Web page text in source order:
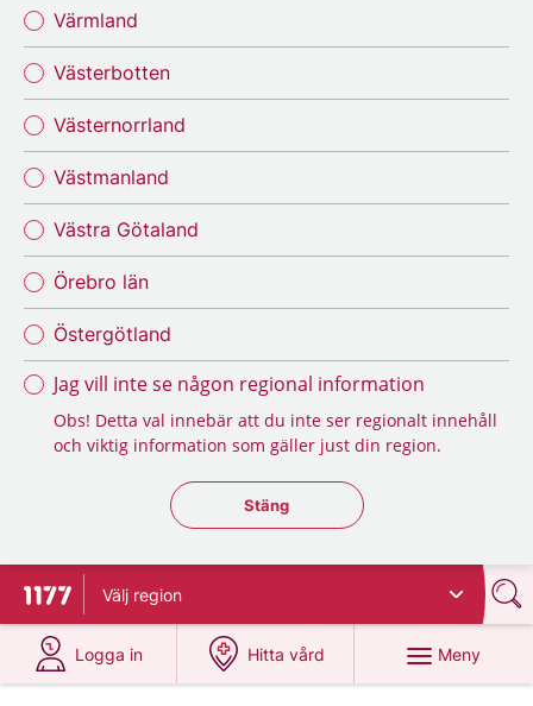
Värmland
Västerbotten
Västernorrland
Västmanland
Västra Götaland
Örebro län
Östergötland
Jag vill inte se någon regional information
Obs! Detta val innebär att du inte ser regionalt innehåll
och viktig information som gäller just din region.
Stäng regionsväljaren
Stäng
Till startsidan för 1177
Välj region
Logga in
på 1177.se
Hitta vård
på 1177.se
Meny